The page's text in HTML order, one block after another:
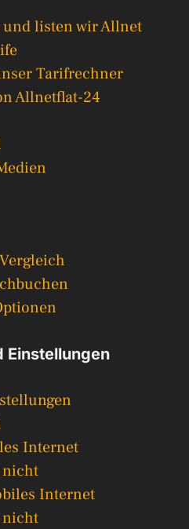
und listen wir Allnet
Tarifrechner
Allnetflat-24
Einstellungen
Internet
Internet